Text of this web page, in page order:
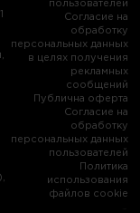
пользователей
Согласие на
обработку
персональных данных
в целях получения
рекламных
сообщений
Публична оферта
Согласие на
обработку
персональных данных
пользователей
Политика
использования
файлов cookie